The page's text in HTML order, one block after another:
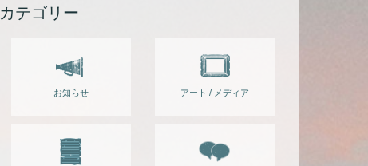
カテゴリー
お知らせ アート / メディア